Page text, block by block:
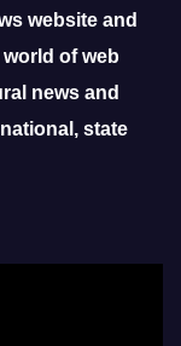
website and
of web
news and
state